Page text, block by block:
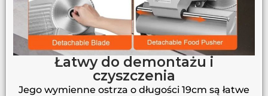
Łatwy do demontażu i
czyszczenia
Jego wymienne ostrza o długości 19cm są łatwe